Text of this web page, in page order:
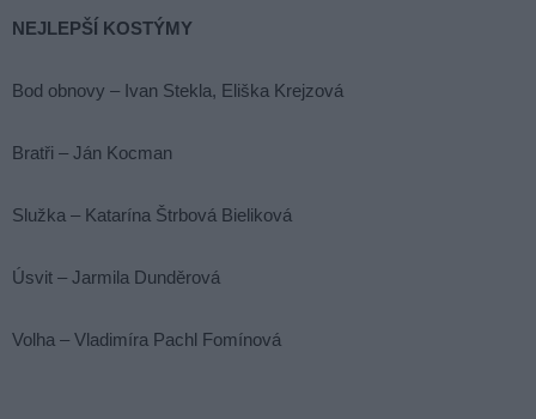
NEJLEPŠÍ KOSTÝMY
Bod obnovy – Ivan Stekla, Eliška Krejzová
Bratři – Ján Kocman
Služka – Katarína Štrbová Bieliková
Úsvit – Jarmila Dunděrová
Volha – Vladimíra Pachl Fomínová